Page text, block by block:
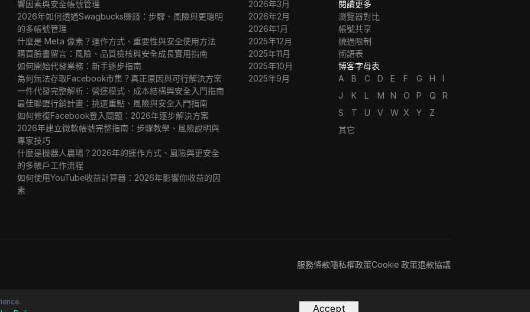
響因素與安全帳號管理
2026年如何透過Swagbucks賺錢：步驟、風險與更聰明
的多帳號管理
什麼是 Meta 像素？運作方式、重要性與安全使用方法
購買臉書留言：風險、品質檢核與安全成長實用指南
如何開始代發業務：新手逐步指南
為何無法存取Facebook市集？真正原因與可行解決方案
一件代發完整解析：營運模式、成本結構與安全入門指南
最佳聯盟行銷計畫：挑選重點、風險與安全入門指南
如何修復Facebook登入問題：2026年逐步解決方案
2026年建立微軟帳號完整指南：步驟教學、風險說明與
專家技巧
什麼是機器人農場？2026年的運作方式、風險與更安全
的多帳戶工作流程
如何使用YouTube收益計算器：2026年影響你收益的因
素
2026年3月
2026年2月
2026年1月
2025年12月
2025年11月
2025年10月
2025年9月
閱讀更多
瀏覽器對比
帳號共享
繞過限制
術語表
博客字母表
A
B C D E F G H
I
J
K L M N O P Q
R
S
T U V W X Y
Z
其它
服務條款隱私權政策Cookie 政策退款協議
Accept